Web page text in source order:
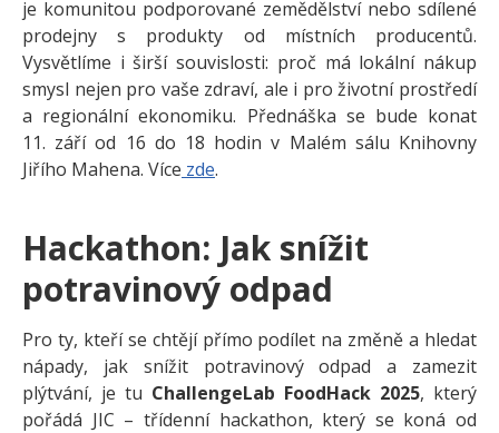
je komunitou podporované zemědělství nebo sdílené
prodejny s produkty od místních producentů.
Vysvětlíme i širší souvislosti: proč má lokální nákup
smysl nejen pro vaše zdraví, ale i pro životní prostředí
a regionální ekonomiku. Přednáška se bude konat
11. září od 16 do 18 hodin v Malém sálu Knihovny
Jiřího Mahena. Více zde.
Hackathon: Jak snížit
potravinový odpad
Pro ty, kteří se chtějí přímo podílet na změně a hledat
nápady, jak snížit potravinový odpad a zamezit
plýtvání, je tu ChallengeLab FoodHack 2025, který
pořádá JIC – třídenní hackathon, který se koná od